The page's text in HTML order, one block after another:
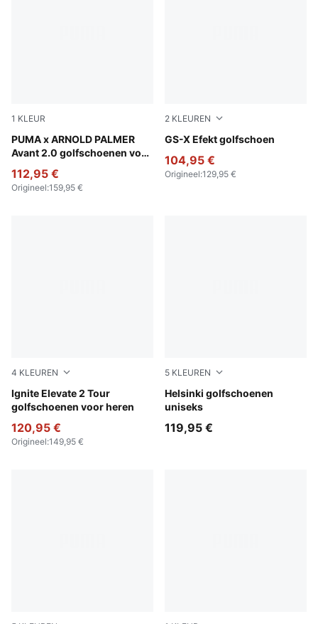
1 KLEUR
PUMA x ARNOLD PALMER
Avant 2.0 golfschoenen voor
PUMA White-Forest Green
112,95 €
Origineel:159,95 €
2 KLEUREN
GS-X Efekt golfschoen
Warm White-Ice Coffee-
104,95 €
Origineel:129,95 €
4 KLEUREN
Ignite Elevate 2 Tour
golfschoenen voor heren
PUMA White-Deep Navy-PUMA Silver
120,95 €
Origineel:149,95 €
5 KLEUREN
Helsinki golfschoenen
uniseks
PUMA White-PUMA Black
119,95 €